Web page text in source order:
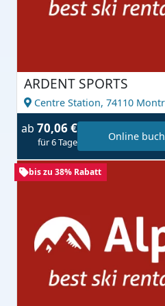
ARDENT SPORTS
Centre Station, 74110
ab 70,06 €
für 6 Tage Online
bis zu 38% Rabatt